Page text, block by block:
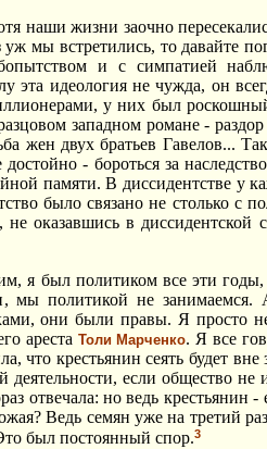
наши жизни заочно
мы встретились, то давайте
и с симпатией
эта идеология не чужда, он
у них был
западном романе -
жен двух братьев Гавелов...
- бороться за
памяти. В диссидентстве у
было связано не столько с
оказавшись в
я был политиком все эти
мы политикой не
они были правы. Я просто
ареста Толи Марченко. Я все
что крестьянин сеять будет
если общество не
отвечала: но ведь крестьянин
Ведь семян уже на третий
был постоянный спор.3